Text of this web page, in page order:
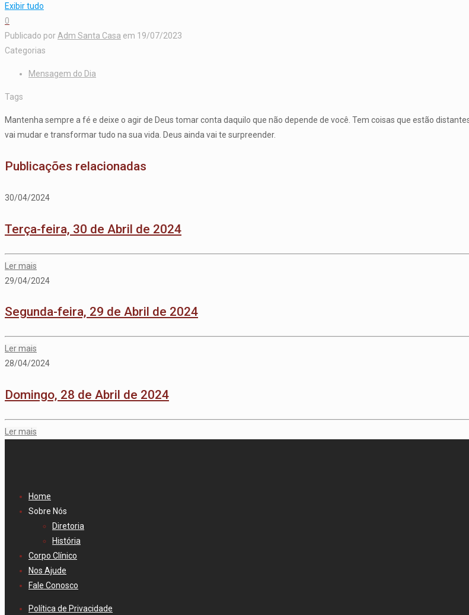
Exibir tudo
0
Publicado por Adm Santa Casa em 19/07/2023
Categorias
Mensagem do Dia
Tags
Mantenha sempre a fé e deixe o agir de Deus tomar conta daquilo que não depende de você. Tem coisas que estão
vai mudar e transformar tudo na sua vida. Deus ainda vai te surpreender.
Publicações relacionadas
30/04/2024
Terça-feira, 30 de Abril de 2024
Ler mais
29/04/2024
Segunda-feira, 29 de Abril de 2024
Ler mais
28/04/2024
Domingo, 28 de Abril de 2024
Ler mais
Home
Sobre Nós
Diretoria
História
Corpo Clínico
Nos Ajude
Fale Conosco
Política de Privacidade